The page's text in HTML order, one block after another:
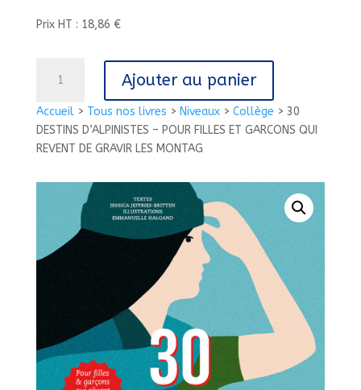
Accueil> Tous nos livres > Niveaux> Collège > 30
DESTINS D’ALPINISTES – POUR FILLES ET GARCONS QUI
REVENT DE GRAVIR LES MONTAG
Prix HT : 18,86 €
30
DESTINS
D'ALPINISTES
FILLES
GARCONS
QUI
MONTAG
Ajouter au panier